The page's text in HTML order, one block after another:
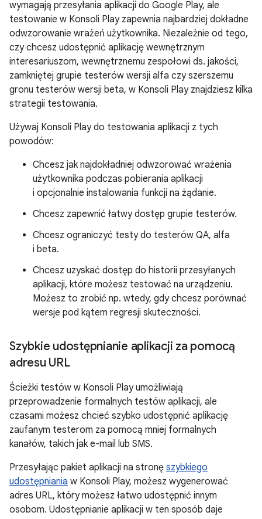
wymagają przesyłania aplikacji do Google Play, ale
testowanie w Konsoli Play zapewnia najbardziej dokładne
odwzorowanie wrażeń użytkownika. Niezależnie od tego,
czy chcesz udostępnić aplikację wewnętrznym
interesariuszom, wewnętrznemu zespołowi ds. jakości,
zamkniętej grupie testerów wersji alfa czy szerszemu
gronu testerów wersji beta, w Konsoli Play znajdziesz kilka
strategii testowania.
Używaj Konsoli Play do testowania aplikacji z tych
powodów:
Chcesz jak najdokładniej odwzorować wrażenia
użytkownika podczas pobierania aplikacji
i opcjonalnie instalowania funkcji na żądanie.
Chcesz zapewnić łatwy dostęp grupie testerów.
Chcesz ograniczyć testy do testerów QA, alfa
i beta.
Chcesz uzyskać dostęp do historii przesyłanych
aplikacji, które możesz testować na urządzeniu.
Możesz to zrobić np. wtedy, gdy chcesz porównać
wersje pod kątem regresji skuteczności.
Szybkie udostępnianie aplikacji za pomocą
adresu URL
Ścieżki testów w Konsoli Play umożliwiają
przeprowadzenie formalnych testów aplikacji, ale
czasami możesz chcieć szybko udostępnić aplikację
zaufanym testerom za pomocą mniej formalnych
kanałów, takich jak e-mail lub SMS.
Przesyłając pakiet aplikacji na stronę szybkiego
udostępniania w Konsoli Play, możesz wygenerować
adres URL, który możesz łatwo udostępnić innym
osobom. Udostępnianie aplikacji w ten sposób daje